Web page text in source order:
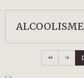
ALCOOLISME
1